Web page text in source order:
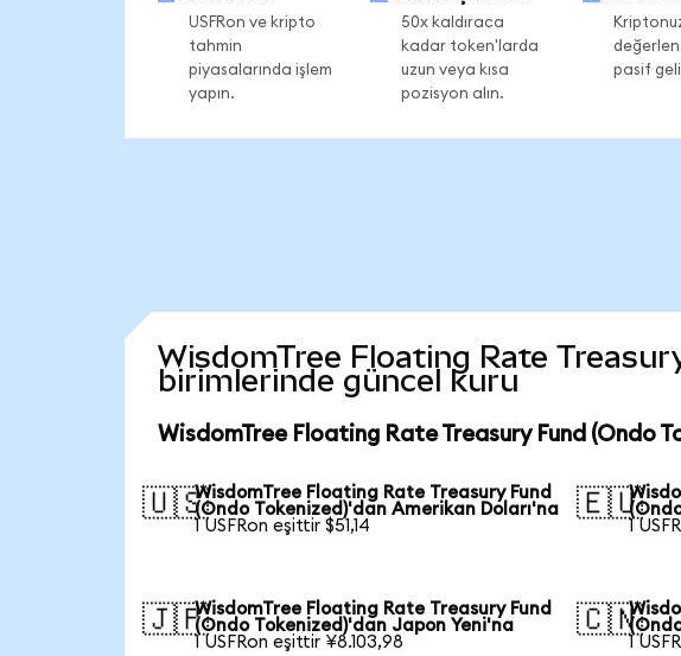
USFRon ve kripto
tahmin
piyasalarında işlem
yapın.
50x kaldıraca
kadar token'larda
uzun veya kısa
pozisyon alın.
pasif
WisdomTree Floating Rate
birimlerinde güncel kuru
WisdomTree Floating Rate Treasury Fund (Ondo
🇺🇸WisdomTree Floating Rate Treasury Fund
(Ondo Tokenized)'dan Amerikan Doları'na
1 USFRon eşittir $51,14
🇪🇺
1
🇯🇵WisdomTree Floating Rate Treasury Fund
(Ondo Tokenized)'dan Japon Yeni'na
1 USFRon eşittir ¥8.103,98
🇨🇳
1